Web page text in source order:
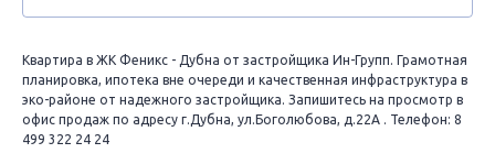
Квартира в ЖК Феникс - Дубна от застройщика Ин-Групп. Грамотная
планировка, ипотека вне очереди и качественная инфраструктура в
эко-районе от надежного застройщика. Запишитесь на просмотр в
офис продаж по адресу г.Дубна, ул.Боголюбова, д.22А . Телефон: 8
499 322 24 24